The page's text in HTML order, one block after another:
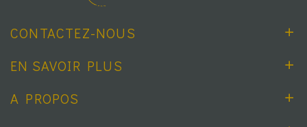
CONTACTEZ-NOUS
EN SAVOIR PLUS
A PROPOS